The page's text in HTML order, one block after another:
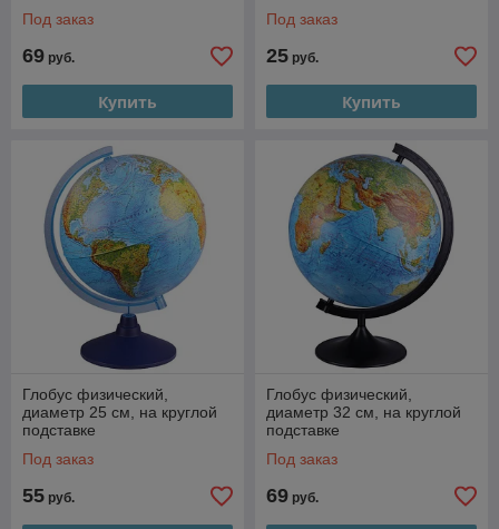
Под заказ
69 руб.
Купить
Под заказ
25 руб.
Купить
Глобус физический,
диаметр 25 см, на круглой
подставке
Под заказ
55 руб.
Глобус физический,
диаметр 32 см, на круглой
подставке
Под заказ
69 руб.